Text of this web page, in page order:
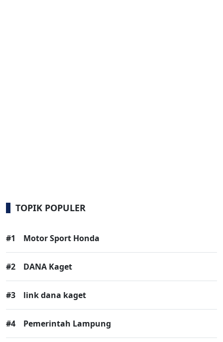
TOPIK POPULER
#1 Motor Sport Honda
#2 DANA Kaget
#3 link dana kaget
#4 Pemerintah Lampung